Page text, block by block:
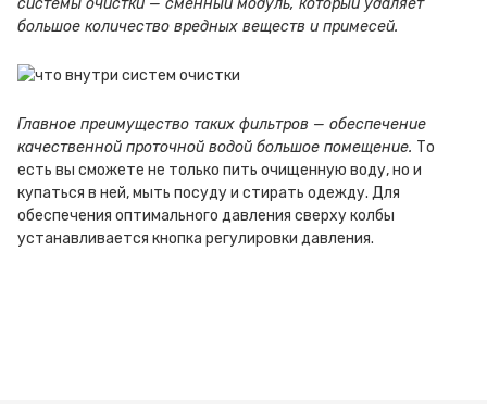
системы очистки — сменный модуль, который удаляет
большое количество вредных веществ и примесей.
Главное преимущество таких фильтров — обеспечение
качественной проточной водой большое помещение. То
есть вы сможете не только пить очищенную воду, но и
купаться в ней, мыть посуду и стирать одежду. Для
обеспечения оптимального давления сверху колбы
устанавливается кнопка регулировки давления.